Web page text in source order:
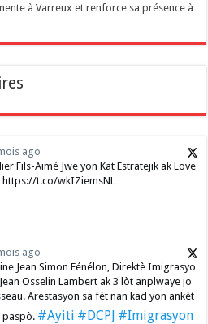
à Varreux et renforce sa présence à
ago
Fils-Aimé Jwe yon Kat Estratejik ak Love
https://t.co/wkIZiemsNL
ago
Jean Simon Fénélon, Direktè Imigrasyo
Osselin Lambert ak 3 lòt anplwaye jo
Arestasyon sa fèt nan kad yon ankèt
paspò. #Ayiti #DCPJ #Imigrasyon